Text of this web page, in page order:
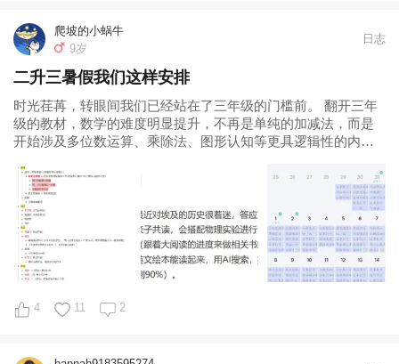
爬坡的小蜗牛
9岁
日志
二升三暑假我们这样安排
时光荏苒，转眼间我们已经站在了三年级的门槛前。 翻开三年
级的教材，数学的难度明显提升，不再是单纯的加减法，而是
开始涉及多位数运算、乘除法、图形认知等更具逻辑性的内
4 11 2